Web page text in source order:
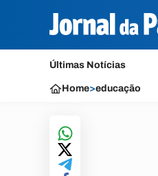
Últimas Notícias
Home>educação